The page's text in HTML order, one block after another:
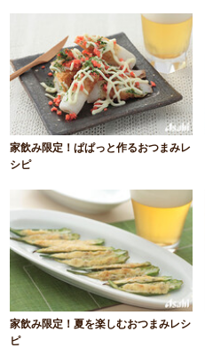
家飲み限定！ぱぱっと作るおつまみレ
シピ
家飲み限定！夏を楽しむおつまみレシ
ピ